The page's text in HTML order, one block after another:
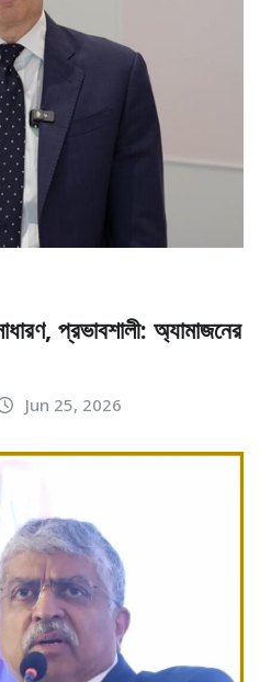
প্রভাবশালী: অ্যামাজনের
Jun 25, 2026